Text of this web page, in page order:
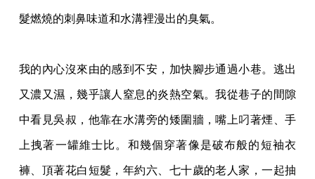
髮燃燒的刺鼻味道和水溝裡漫出的臭氣。
我的內心沒來由的感到不安，加快腳步通過小巷。逃出
又濃又濕，幾乎讓人窒息的炎熱空氣。我從巷子的間隙
中看見吳叔，他靠在水溝旁的矮圍牆，嘴上叼著煙、手
上拽著一罐維士比 。和幾個穿著像是破布般的短袖衣
褲、頂著花白短髮，年約六、七十歲的老人家，一起抽